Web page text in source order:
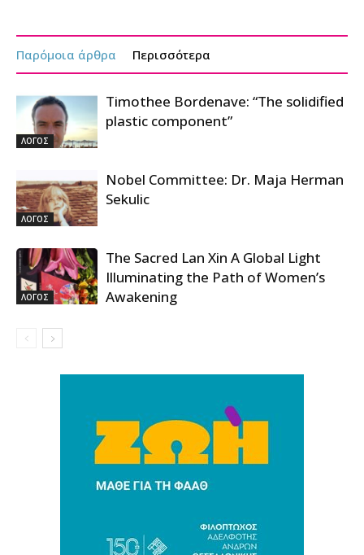
Παρόμοια άρθρα Περισσότερα
ΛΟΓΟΣ
Timothee Bordenave: “The solidified
plastic component”
ΛΟΓΟΣ
Nobel Committee: Dr. Maja Herman
Sekulic
ΛΟΓΟΣ
The Sacred Lan Xin A Global Light
Illuminating the Path of Women’s
Awakening